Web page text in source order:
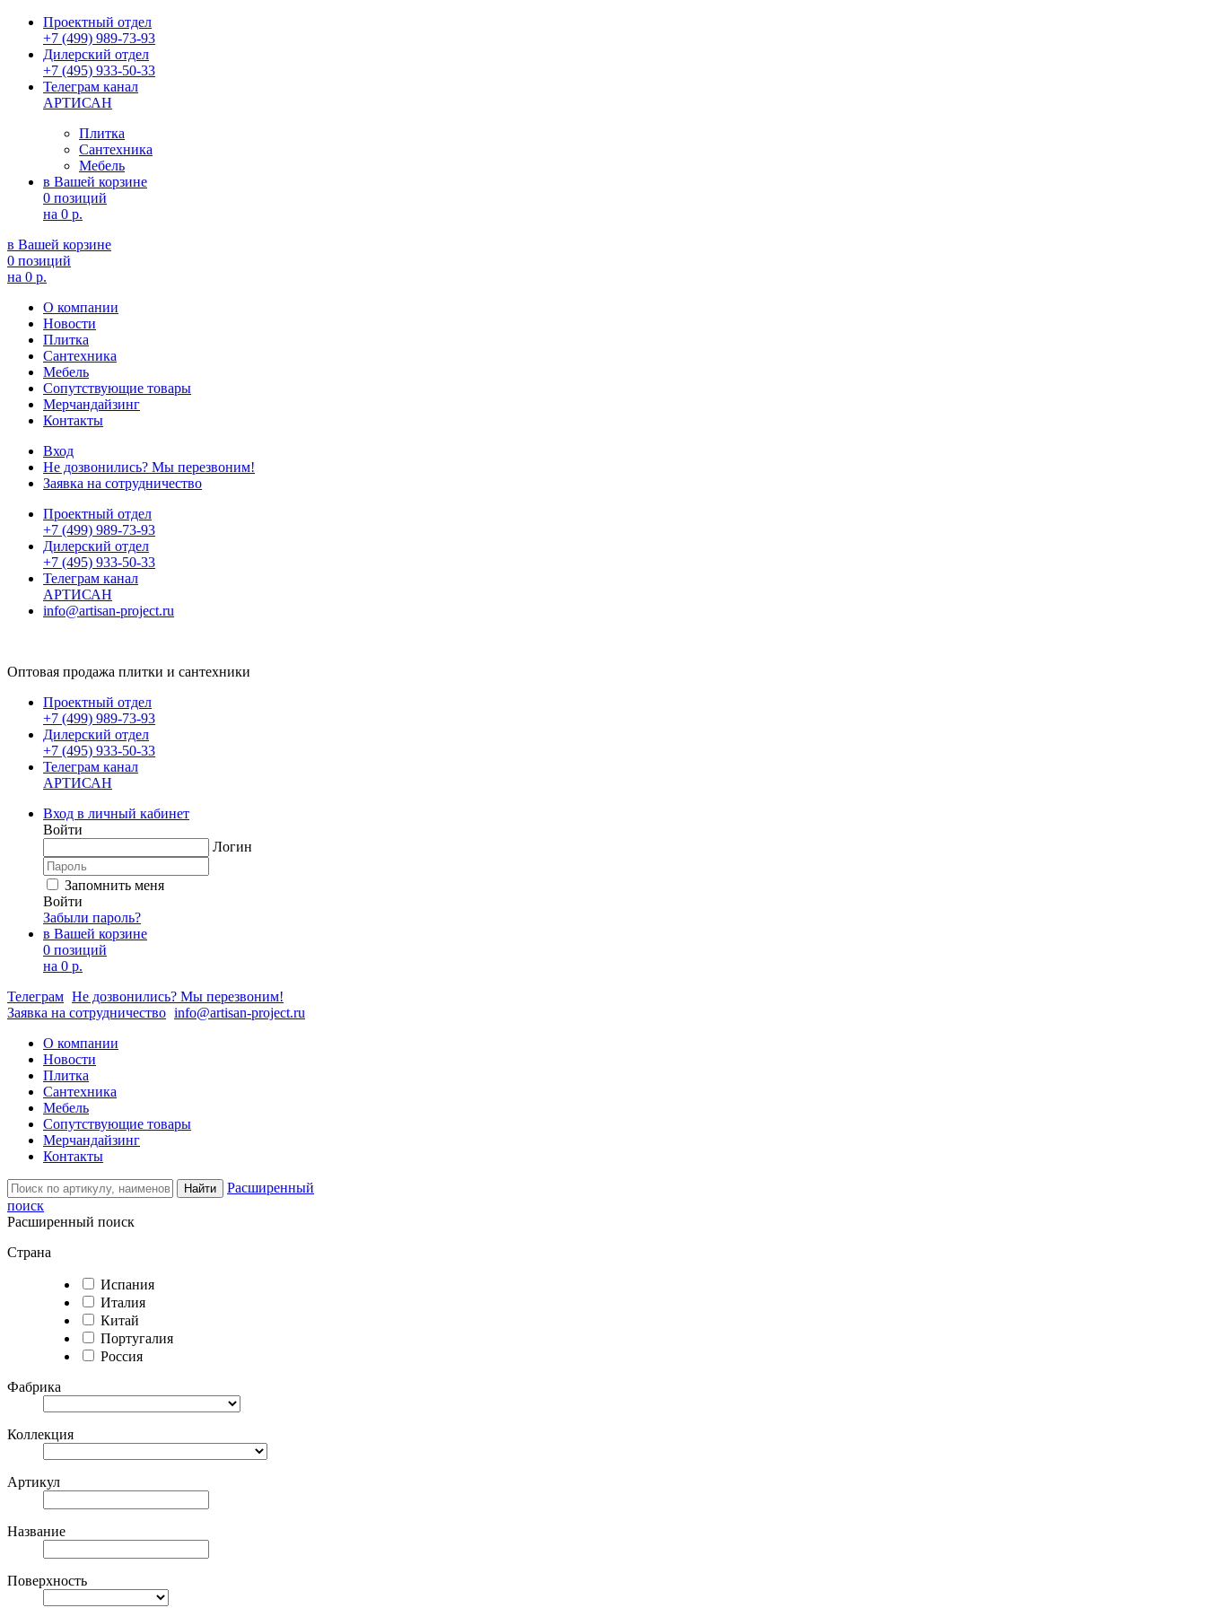
Проектный отдел
+7 (499) 989-73-93
Дилерский отдел
+7 (495) 933-50-33
Телеграм канал
АРТИСАН
Плитка
Сантехника
Мебель
в Вашей корзине
0 позиций
на 0 р.
в Вашей корзине
0 позиций
на 0 р.
О компании
Новости
Плитка
Сантехника
Мебель
Сопутствующие товары
Мерчандайзинг
Контакты
Вход
Не дозвонились? Мы перезвоним!
Заявка на сотрудничество
Проектный отдел
+7 (499) 989-73-93
Дилерский отдел
+7 (495) 933-50-33
Телеграм канал
АРТИСАН
info@artisan-project.ru
Оптовая продажа плитки и сантехники
Проектный отдел
+7 (499) 989-73-93
Дилерский отдел
+7 (495) 933-50-33
Телеграм канал
АРТИСАН
Вход в личный кабинет
Войти
Логин
Запомнить меня
Войти
Забыли пароль?
в Вашей корзине
0 позиций
на 0 р.
Телеграм Не дозвонились? Мы перезвоним!
Заявка на сотрудничество info@artisan-project.ru
О компании
Новости
Плитка
Сантехника
Мебель
Сопутствующие товары
Мерчандайзинг
Контакты
Найти
Расширенный
поиск
Расширенный поиск
Страна
Испания
Италия
Китай
Португалия
Россия
Фабрика
Коллекция
Артикул
Название
Поверхность